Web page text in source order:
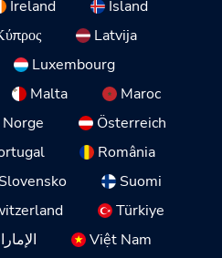
Ireland
Ísland
Latvija
Luxembourg
Malta
Maroc
Österreich
România
Suomi
Türkiye
Việt Nam